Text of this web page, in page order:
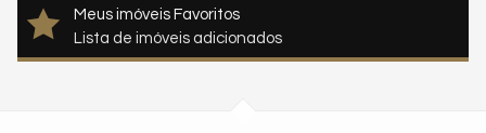
Meus imóveis Favoritos
Lista de imóveis adicionados